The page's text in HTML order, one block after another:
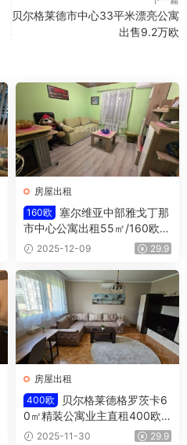
贝尔格莱德市中心33平米漂亮公寓
出售9.2万欧
房屋出租
160欧
塞尔维亚中部雅戈丁那
市中心公寓出租55㎡/160欧/
月 2025-12-09 29.9
房屋出租
400欧
贝尔格莱德格罗茨卡6
0㎡精装公寓业主直租400欧/
月 2025-11-30 29.9